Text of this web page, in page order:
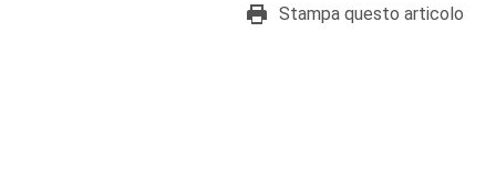
Stampa questo articolo